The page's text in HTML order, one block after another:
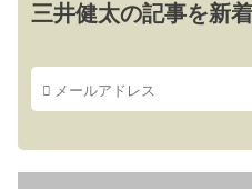
三井健太の記事を新